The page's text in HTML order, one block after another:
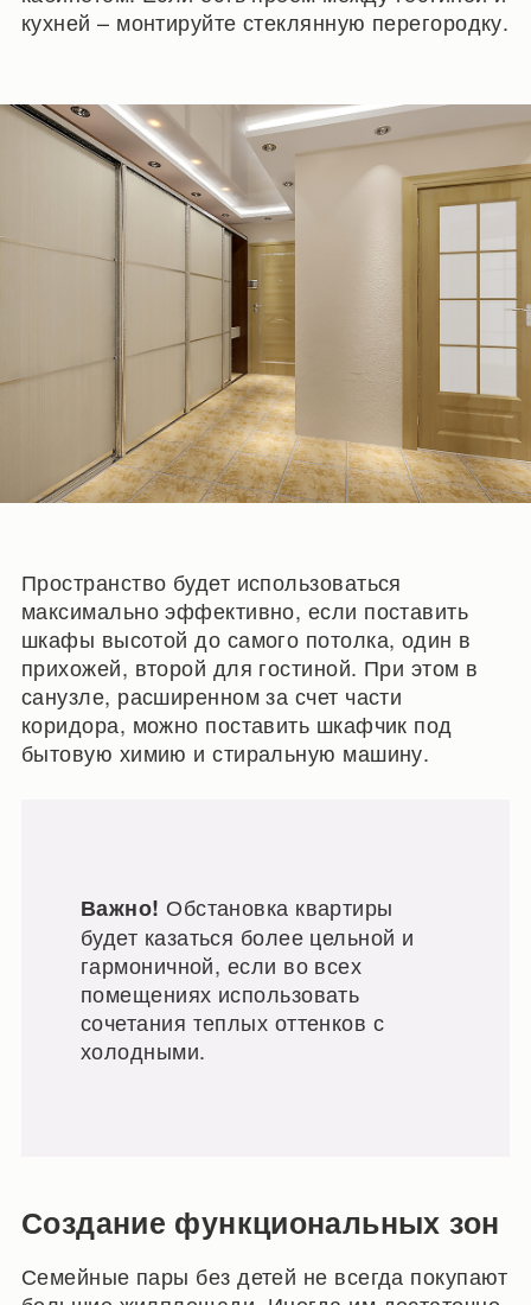
кухней – монтируйте стеклянную перегородку.
Пространство будет использоваться
максимально эффективно, если поставить
шкафы высотой до самого потолка, один в
прихожей, второй для гостиной. При этом в
санузле, расширенном за счет части
коридора, можно поставить шкафчик под
бытовую химию и стиральную машину.
Важно! Обстановка квартиры
будет казаться более цельной и
гармоничной, если во всех
помещениях использовать
сочетания теплых оттенков с
холодными.
Создание функциональных зон
Семейные пары без детей не всегда покупают